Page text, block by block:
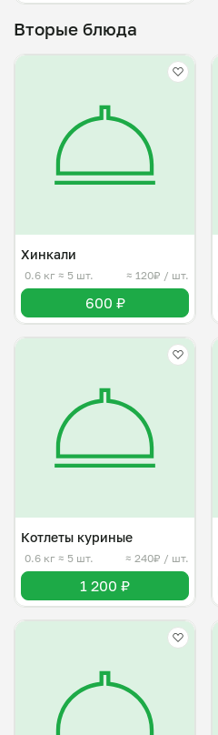
Вторые блюда
Хинкали
0.6 кг ≈ 5 шт. ≈ 120₽ / шт.
600 ₽
Котлеты куриные
0.6 кг ≈ 5 шт. ≈ 240₽ / шт.
1 200 ₽